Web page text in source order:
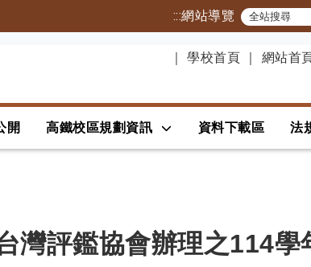
:::網站導覽
學校首頁 網站首
開 高鐵校區規劃資訊 資料下載區 法
灣評鑑協會辦理之114學